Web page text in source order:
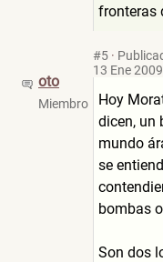
fronteras
oto
Miembro
#5 ·
13 Ene
Hoy
dicen, un
mundo
se
bombas
Son dos